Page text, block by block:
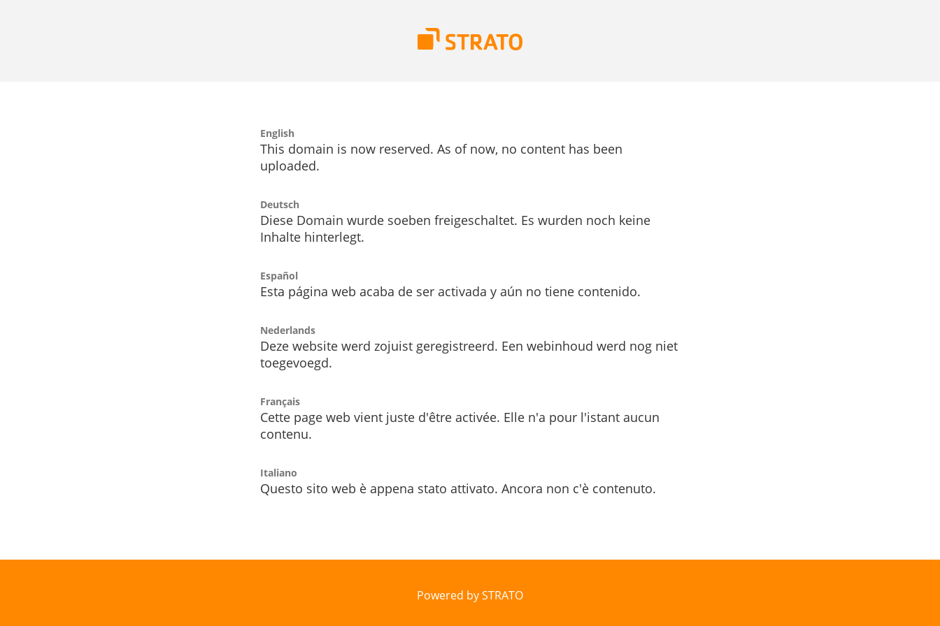
English
This domain is now reserved. As of now, no content has been
uploaded.
Deutsch
Diese Domain wurde soeben freigeschaltet. Es wurden noch keine
Inhalte hinterlegt.
Español
Esta página web acaba de ser activada y aún no tiene contenido.
Nederlands
Deze website werd zojuist geregistreerd. Een webinhoud werd nog niet
toegevoegd.
Français
Cette page web vient juste d'être activée. Elle n'a pour l'istant aucun
contenu.
Italiano
Questo sito web è appena stato attivato. Ancora non c'è contenuto.
Powered by STRATO